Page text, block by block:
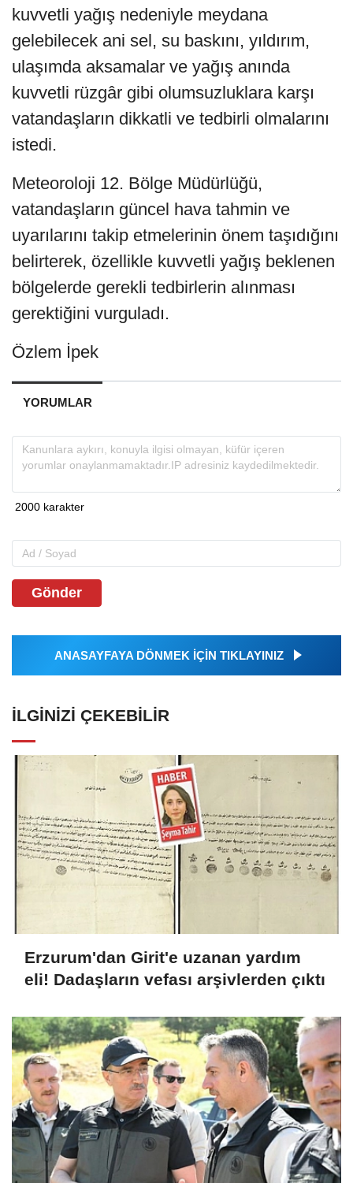
kuvvetli yağış nedeniyle meydana
gelebilecek ani sel, su baskını, yıldırım,
ulaşımda aksamalar ve yağış anında
kuvvetli rüzgâr gibi olumsuzluklara karşı
vatandaşların dikkatli ve tedbirli olmalarını
istedi.
Meteoroloji 12. Bölge Müdürlüğü,
vatandaşların güncel hava tahmin ve
uyarılarını takip etmelerinin önem taşıdığını
belirterek, özellikle kuvvetli yağış beklenen
bölgelerde gerekli tedbirlerin alınması
gerektiğini vurguladı.
Özlem İpek
YORUMLAR
Gönder
ANASAYFAYA DÖNMEK İÇİN TIKLAYINIZ
İLGINIZI ÇEKEBILIR
Erzurum'dan Girit'e uzanan yardım
eli! Dadaşların vefası arşivlerden çıktı